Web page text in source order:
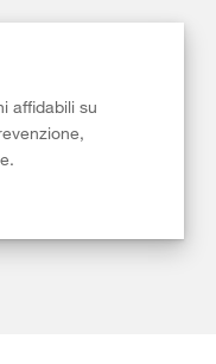
affidabili su